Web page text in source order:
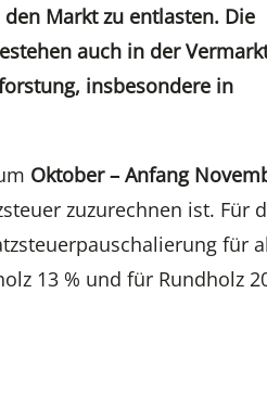
Markt zu entlasten. Die
auch in der
insbesondere in
Oktober – Anfang
zuzurechnen ist. Für
für
13 % und für Rundholz